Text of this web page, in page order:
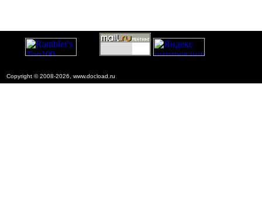
Copyright © 2008-2026, www.docload.ru